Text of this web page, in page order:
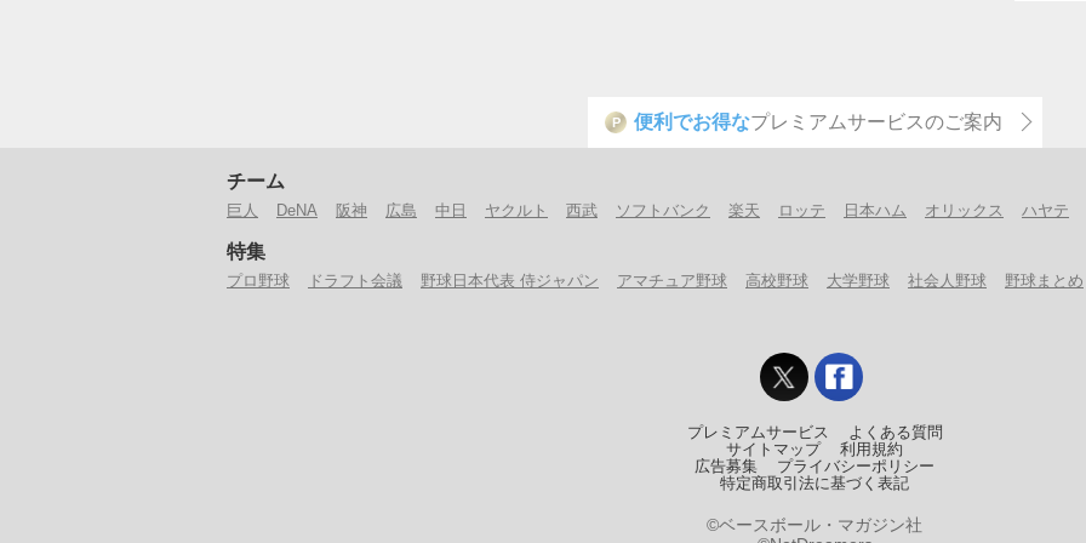
P 便利でお得なプレミアムサービスのご案内
チーム
巨人 DeNA 阪神 広島 中日 ヤクルト 西武 ソフトバンク 楽天 ロッテ 日本ハム オリックス ハヤテ
特集
プロ野球 ドラフト会議 野球日本代表 侍ジャパン アマチュア野球 高校野球 大学野球 社会人野球 野球まとめ
プレミアムサービス
よくある質問
サイトマップ
利用規約
広告募集
プライバシーポリシー
特定商取引法に基づく表記
©ベースボール・マガジン社